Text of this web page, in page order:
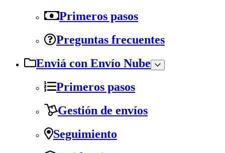
Primeros pasos
Preguntas frecuentes
Enviá con Envío Nube
Primeros pasos
Gestión de envíos
Seguimiento